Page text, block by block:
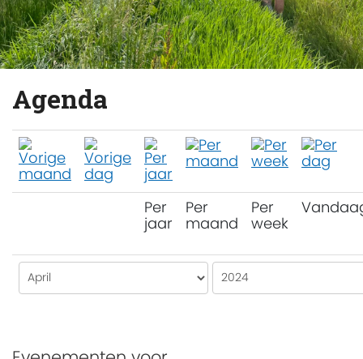
Agenda
Per
jaar
Per
maand
Per
week